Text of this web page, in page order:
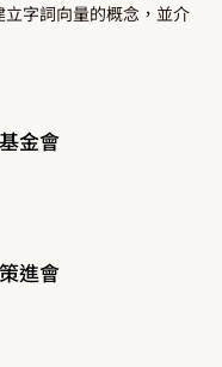
字詞向量的概念，並介
金會
進會